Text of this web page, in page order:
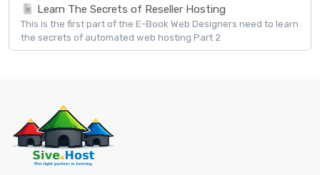
Learn The Secrets of Reseller Hosting
This is the first part of the E-Book Web Designers need to learn
the secrets of automated web hosting Part 2